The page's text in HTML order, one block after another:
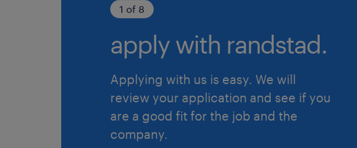
1 of 8
apply with randstad.
Applying with us is easy. We will
review your application and see if you
are a good fit for the job and the
company.